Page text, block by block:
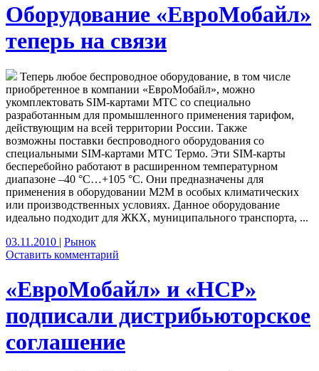
Оборудование «ЕвроМобайл»
теперь на связи
Теперь любое беспроводное оборудование, в том числе
приобретенное в компании «ЕвроМобайл», можно
укомплектовать SIM-картами МТС со специально
разработанным для промышленного применения тарифом,
действующим на всей территории России. Также
возможны поставки беспроводного оборудования со
специальными SIM-картами МТС Термо. Эти SIM-карты
бесперебойно работают в расширенном температурном
диапазоне –40 °C…+105 °C. Они предназначены для
применения в оборудовании М2М в особых климатических
или производственных условиях. Данное оборудование
идеально подходит для ЖКХ, муниципального транспорта, ...
03.11.2010 | Рынок
Оставить комментарий
«ЕвроМобайл» и «HCP»
подписали дистрибьюторское
соглашение